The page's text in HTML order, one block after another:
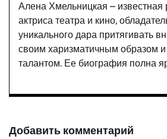
Алена Хмельницкая – известная
актриса театра и кино,
уникального дара притягивать
своим харизматичным образом
талантом. Ее биография полна
Добавить комментарий